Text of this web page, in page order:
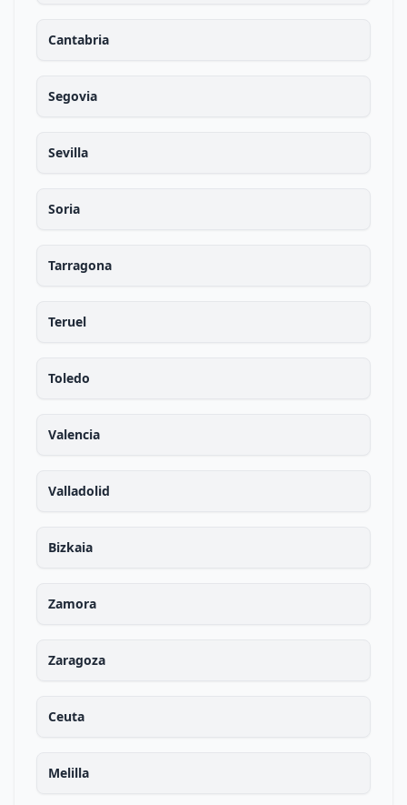
Cantabria
Segovia
Sevilla
Soria
Tarragona
Teruel
Toledo
Valencia
Valladolid
Bizkaia
Zamora
Zaragoza
Ceuta
Melilla